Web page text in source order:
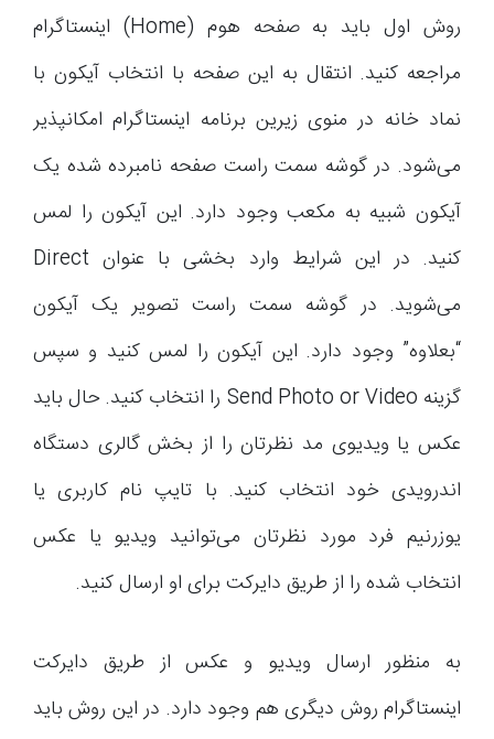
روش اول باید به صفحه هوم (Home) اینستاگرام
مراجعه کنید. انتقال به این صفحه با انتخاب آیکون با
نماد خانه در منوی زیرین برنامه اینستاگرام امکانپذیر
می‌شود. در گوشه سمت راست صفحه نامبرده شده یک
آیکون شبیه به مکعب وجود دارد. این آیکون را لمس
کنید. در این شرایط وارد بخشی با عنوان Direct
می‌شوید. در گوشه سمت راست تصویر یک آیکون
“بعلاوه” وجود دارد. این آیکون را لمس کنید و سپس
گزینه Send Photo or Video را انتخاب کنید. حال باید
عکس یا ویدیوی مد نظرتان را از بخش گالری دستگاه
اندرویدی خود انتخاب کنید. با تایپ نام کاربری یا
یوزرنیم فرد مورد نظرتان می‌توانید ویدیو یا عکس
انتخاب شده را از طریق دایرکت برای او ارسال کنید.
به منظور ارسال ویدیو و عکس از طریق دایرکت
اینستاگرام روش دیگری هم وجود دارد. در این روش باید